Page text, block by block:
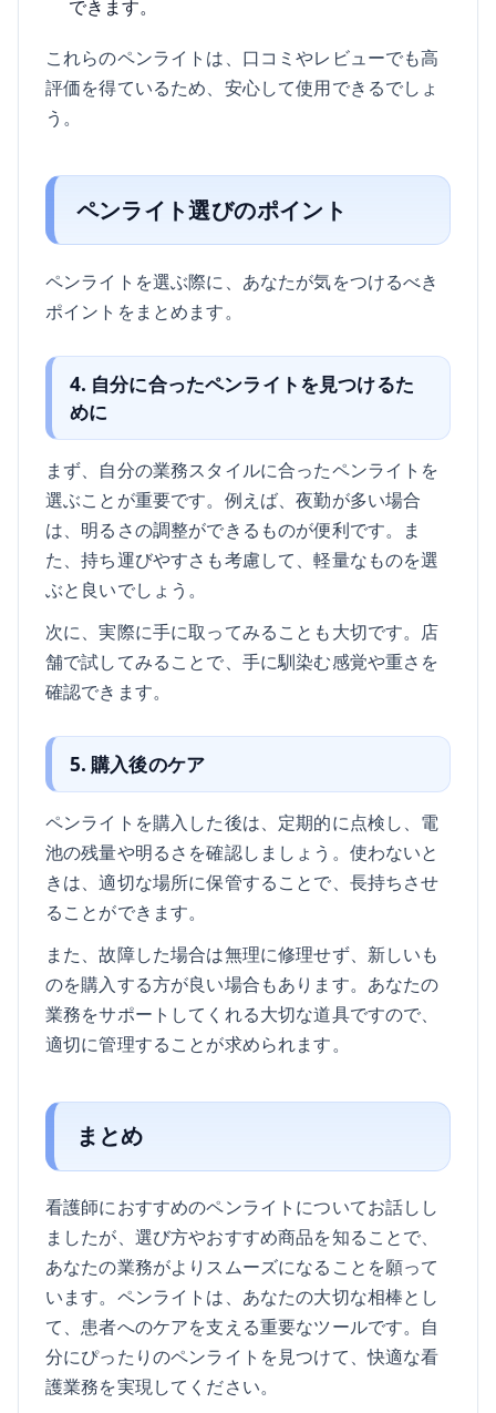
できます。
これらのペンライトは、口コミやレビューでも高
評価を得ているため、安心して使用できるでしょ
う。
ペンライト選びのポイント
ペンライトを選ぶ際に、あなたが気をつけるべき
ポイントをまとめます。
4. 自分に合ったペンライトを見つけるた
めに
まず、自分の業務スタイルに合ったペンライトを
選ぶことが重要です。例えば、夜勤が多い場合
は、明るさの調整ができるものが便利です。ま
た、持ち運びやすさも考慮して、軽量なものを選
ぶと良いでしょう。
次に、実際に手に取ってみることも大切です。店
舗で試してみることで、手に馴染む感覚や重さを
確認できます。
5. 購入後のケア
ペンライトを購入した後は、定期的に点検し、電
池の残量や明るさを確認しましょう。使わないと
きは、適切な場所に保管することで、長持ちさせ
ることができます。
また、故障した場合は無理に修理せず、新しいも
のを購入する方が良い場合もあります。あなたの
業務をサポートしてくれる大切な道具ですので、
適切に管理することが求められます。
まとめ
看護師におすすめのペンライトについてお話しし
ましたが、選び方やおすすめ商品を知ることで、
あなたの業務がよりスムーズになることを願って
います。ペンライトは、あなたの大切な相棒とし
て、患者へのケアを支える重要なツールです。自
分にぴったりのペンライトを見つけて、快適な看
護業務を実現してください。